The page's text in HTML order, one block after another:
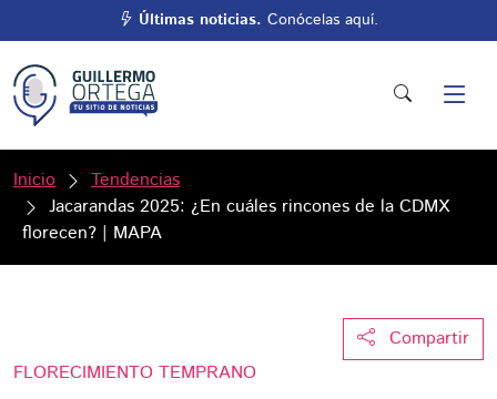
Últimas noticias. Conócelas aquí.
Inicio
Tendencias
Jacarandas 2025: ¿En cuáles rincones de la CDMX
florecen? | MAPA
Compartir
FLORECIMIENTO TEMPRANO